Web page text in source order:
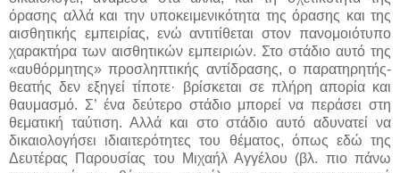
όρασης αλλά και την υποκειμενικότητα της όρασης και της
αισθητικής εμπειρίας, ενώ αντιτίθεται στον πανομοιότυπο
χαρακτήρα των αισθητικών εμπειριών. Στο στάδιο αυτό της
«αυθόρμητης» προσληπτικής αντίδρασης, ο παρατηρητής-
θεατής δεν εξηγεί τίποτε· βρίσκεται σε πλήρη απορία και
θαυμασμό. Σ’ ένα δεύτερο στάδιο μπορεί να περάσει στη
θεματική ταύτιση. Αλλά και στο στάδιο αυτό αδυνατεί να
δικαιολογήσει ιδιαιτερότητες του θέματος, όπως εδώ της
Δευτέρας Παρουσίας του Μιχαήλ Αγγέλου (βλ. πιο πάνω